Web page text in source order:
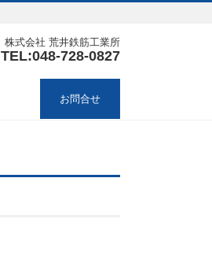
株式会社 荒井鉄筋工業所
TEL:048-728-0827
お問合せ